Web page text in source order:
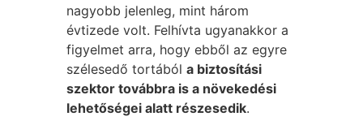
nagyobb jelenleg, mint három
évtizede volt. Felhívta ugyanakkor a
figyelmet arra, hogy ebből az egyre
szélesedő tortábóla biztosítási
szektor továbbra is a növekedési
lehetőségei alatt részesedik.